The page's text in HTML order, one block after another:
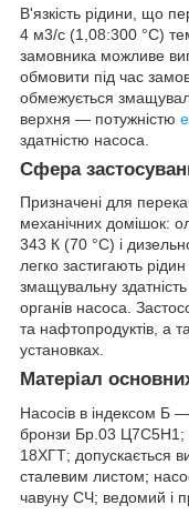
В'язкість рідини, що
4 м3/с (1,08:300 °C)
замовника можливе
обмовити під час
обмежується
верхня — потужністю
здатністю насоса.
Сфера
Призначені для
механічних домішок:
343 К (70 °C) і
легко застигають
змащувальну
органів насоса.
та нафтопродуктів, а
установках.
Матеріал
Насосів в індексом Б
бронзи Бр.03 Ц7С5Н1;
18ХГТ; допускається
сталевим листом;
чавуну СЧ; ведомий і